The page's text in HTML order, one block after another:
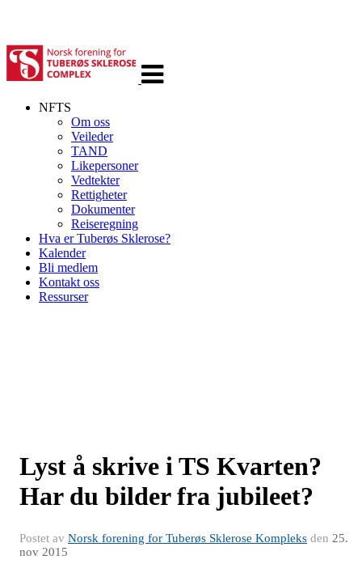
navigasjon
NFTS
Om oss
Veileder
TAND
Likepersoner
Vedtekter
Rettigheter
Dokumenter
Reiseregning
Hva er Tuberøs Sklerose?
Kalender
Bli medlem
Kontakt oss
Ressurser
Lyst å skrive i TS Kvarten?
Har du bilder fra jubileet?
Postet av Norsk forening for Tuberøs Sklerose Kompleks den 25.
nov 2015